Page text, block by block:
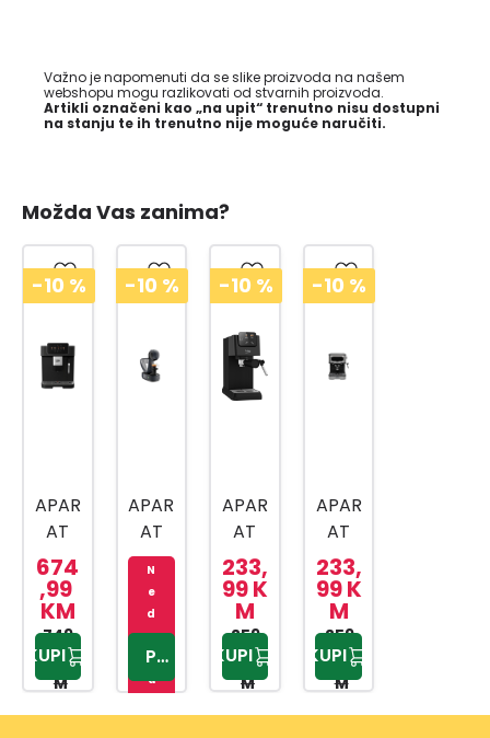
Važno je napomenuti da se slike proizvoda na našem
webshopu mogu razlikovati od stvarnih proizvoda.
Artikli označeni kao „na upit“ trenutno nisu dostupni
na stanju te ih trenutno nije moguće naručiti.
Možda Vas zanima?
-10 %
APAR
AT
ZA
KAFU
CEG
7302
B
674
,99
KM
749,
99 K
M
KUPI
-10 %
APAR
AT
ZA
KAFU
KP17
3B10
N
e
d
o
st
u
PROVJERITE
-10 %
APAR
AT
ZA
KAFU
CEP5
302B
233,
99 K
M
259,
99 K
M
KUPI
-10 %
APAR
AT
ZA
KAFU
ESC
M 15
DBK
233,
99 K
M
259,
99 K
M
KUPI